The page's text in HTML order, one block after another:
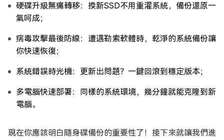
硬碟升級無痛轉移：換新SSD不用重灌系統，備份還原一
氣呵成；
病毒攻擊最後防線：遭遇勒索軟體時，乾淨的系統備份讓
你快速恢復；
系統錯誤時光機：更新出問題？一鍵回滾到穩定版本；
多電腦快速部署：同樣的系統環境，幾分鐘就能克隆到新
電腦。
現在你應該明白隨身碟備份的重要性了！接下來就讓我們進